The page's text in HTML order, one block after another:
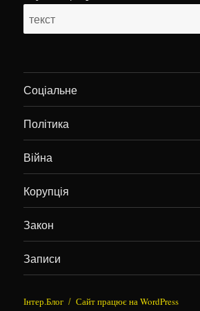
Соціальне
Політика
Війна
Корупція
Закон
Записи
Інтер.Блог Сайт працює на WordPress